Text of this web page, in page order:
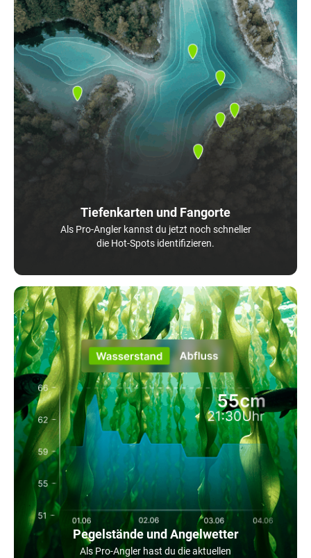
Tiefenkarten und Fangorte
Als Pro-Angler kannst du jetzt noch schneller
die Hot-Spots identifizieren.
Pegelstände und Angelwetter
Als Pro-Angler hast du die aktuellen